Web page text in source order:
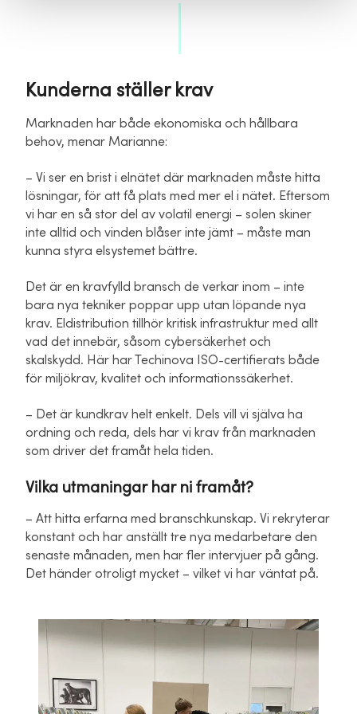
Kunderna ställer krav
Marknaden har både ekonomiska och hållbara
behov, menar Marianne:
– Vi ser en brist i elnätet där marknaden måste hitta
lösningar, för att få plats med mer el i nätet. Eftersom
vi har en så stor del av volatil energi – solen skiner
inte alltid och vinden blåser inte jämt – måste man
kunna styra elsystemet bättre.
Det är en kravfylld bransch de verkar inom – inte
bara nya tekniker poppar upp utan löpande nya
krav. Eldistribution tillhör kritisk infrastruktur med allt
vad det innebär, såsom cybersäkerhet och
skalskydd. Här har Techinova ISO-certifierats både
för miljökrav, kvalitet och informationssäkerhet.
– Det är kundkrav helt enkelt. Dels vill vi själva ha
ordning och reda, dels har vi krav från marknaden
som driver det framåt hela tiden.
Vilka utmaningar har ni framåt?
– Att hitta erfarna med branschkunskap. Vi rekryterar
konstant och har anställt tre nya medarbetare den
senaste månaden, men har fler intervjuer på gång.
Det händer otroligt mycket – vilket vi har väntat på.